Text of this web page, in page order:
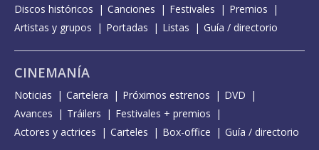
Discos históricos
Canciones Festivales
Premios
Artistas y grupos
Portadas Listas Guía / directorio
CINEMANÍA
Noticias Cartelera Próximos estrenos
DVD
Avances
Tráilers
Festivales + premios
Actores y actrices
Carteles Box-office Guía / directorio